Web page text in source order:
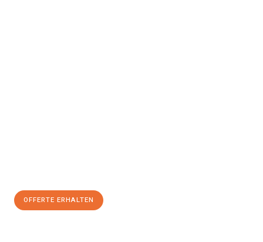
OFFERTE ERHALTEN